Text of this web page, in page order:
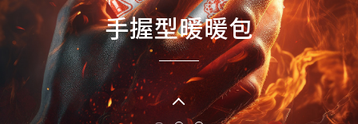
公司簡介
中 EN
確認 取消
手握型暖暖包
冷熱敷治療 疼痛舒緩 醫